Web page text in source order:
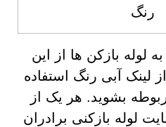
رنگ
لوله بازکن ها از این
لینک آبی رنگ استفاده
بشوید. هر یک از
لوله بازکنی برادران